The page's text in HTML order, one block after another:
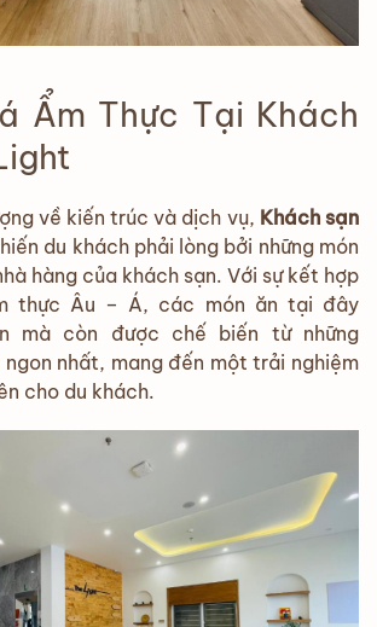
Ẩm Thực Tại Khách
về kiến trúc và dịch vụ, Khách sạn
du khách phải lòng bởi những món
hàng của khách sạn. Với sự kết hợp
thực Âu – Á, các món ăn tại đây
mà còn được chế biến từ những
ngon nhất, mang đến một trải nghiệm
cho du khách.